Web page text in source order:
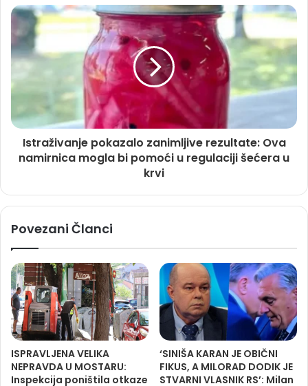
Istraživanje pokazalo zanimljive rezultate: Ova
namirnica mogla bi pomoći u regulaciji šećera u
krvi
Povezani Članci
ISPRAVLJENA VELIKA
NEPRAVDA U MOSTARU:
Inspekcija poništila otkaze
‘SINIŠA KARAN JE OBIČNI
FIKUS, A MILORAD DODIK JE
STVARNI VLASNIK RS’: Milan